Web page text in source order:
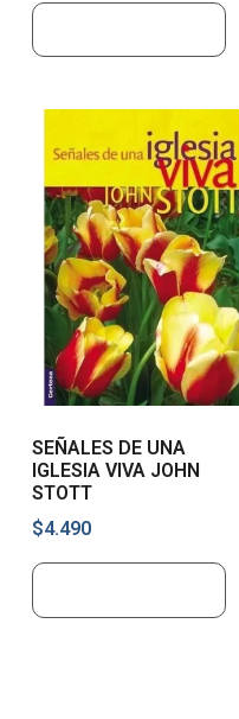
SEÑALES DE UNA
IGLESIA VIVA JOHN
STOTT
$4.490